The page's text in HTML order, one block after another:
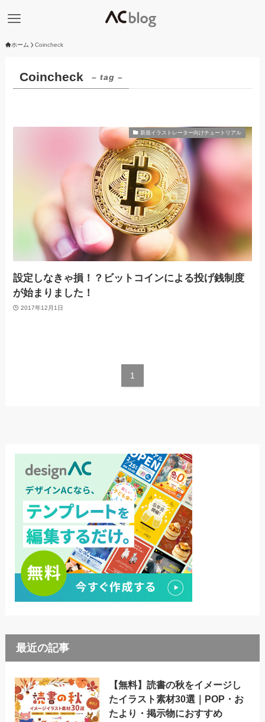
ホーム Coincheck
Coincheck – tag –
新規イラストレーター向けチュートリアル
設定しなきゃ損！？ビットコインによる投げ銭制度
が始まりました！
2017年12月1日
1
最近の記事
【無料】読書の秋をイメージし
たイラスト素材30選｜POP・お
たより・掲示物におすすめ